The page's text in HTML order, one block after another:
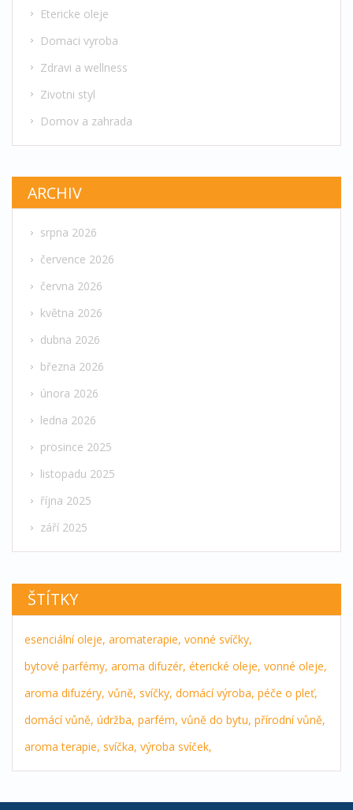
Etericke oleje
Domaci vyroba
Zdravi a wellness
Zivotni styl
Domov a zahrada
ARCHIV
srpna 2026
července 2026
června 2026
května 2026
dubna 2026
března 2026
února 2026
ledna 2026
prosince 2025
listopadu 2025
října 2025
září 2025
ŠTÍTKY
esenciální oleje, aromaterapie, vonné svíčky,
bytové parfémy, aroma difuzér, éterické oleje, vonné oleje,
aroma difuzéry, vůně, svíčky, domácí výroba, péče o pleť,
domácí vůně, údržba, parfém, vůně do bytu, přírodní vůně,
aroma terapie, svíčka, výroba svíček,